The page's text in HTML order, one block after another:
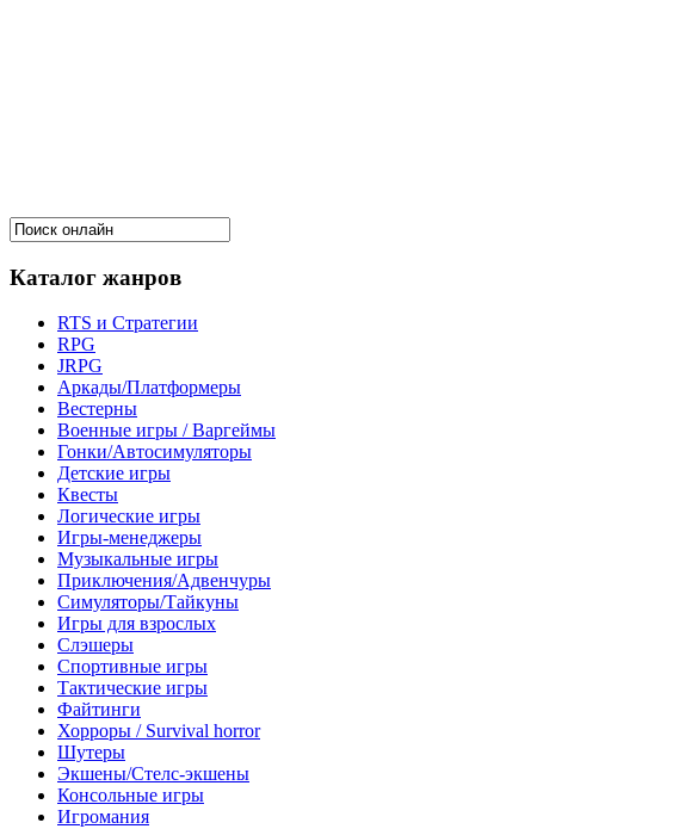
Каталог жанров
RTS и Стратегии
RPG
JRPG
Аркады/Платформеры
Вестерны
Военные игры / Варгеймы
Гонки/Автосимуляторы
Детские игры
Квесты
Логические игры
Игры-менеджеры
Музыкальные игры
Приключения/Адвенчуры
Симуляторы/Тайкуны
Игры для взрослых
Слэшеры
Спортивные игры
Тактические игры
Файтинги
Хорроры / Survival horror
Шутеры
Экшены/Стелс-экшены
Консольные игры
Игромания